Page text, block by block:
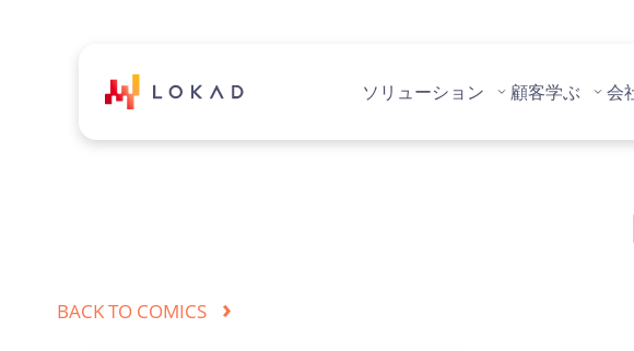
ソリューション 顧客学ぶ 会
BACK TO COMICS ›